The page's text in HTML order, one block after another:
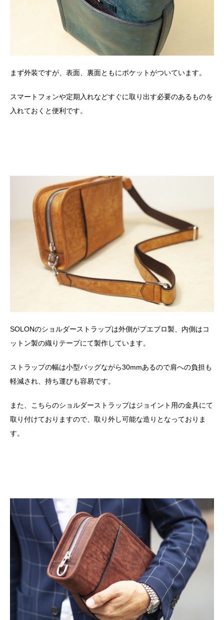
まず外装ですが、表面、裏面ともにポケットがついています。
スマートフォンや定期入れなどすぐに取り出す必要のあるものを
入れておくと便利です。
SOLONのショルダーストラップは外側がプエブロ製、内側はコ
ットン製の織りテープにて製作しています。
ストラップの幅は小型バッグながら30mmあるので肩への負担も
軽減され、持ち運びも容易です。
また、こちらのショルダーストラップはジョイント用の金具にて
取り付けておりますので、取り外し可能な造りとなっておりま
す。